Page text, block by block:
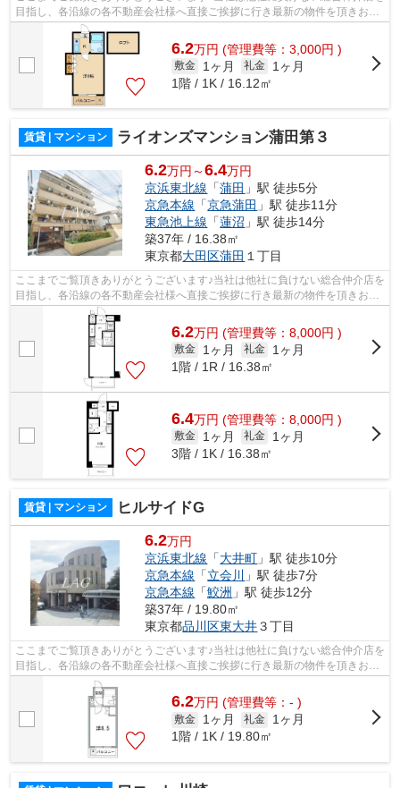
目指し、各沿線の各不動産会社様へ直接ご挨拶に行き最新の物件を頂きお客
様へ提供しております！最新の情報は...
6.2万円 (管理費等：3,000円 )
敷金 1ヶ月 礼金
1ヶ月
1階 / 1K / 16.12㎡
賃貸 | マンション ライオンズマンション蒲田第３
6.2万円～6.4万円
京浜東北線 「蒲田 」駅 徒歩5分
京急本線 「京急蒲田 」駅 徒歩11分
東急池上線 「蓮沼 」駅 徒歩14分
築37年 / 16.38㎡
東京都大田区蒲田 １丁目
ここまでご覧頂きありがとうございます♪当社は他社に負けない総合仲介店を
目指し、各沿線の各不動産会社様へ直接ご挨拶に行き最新の物件を頂きお客
様へ提供しております！最新の情報は...
6.2万円 (管理費等：8,000円 )
敷金 1ヶ月 礼金
1ヶ月
1階 / 1R / 16.38㎡
6.4万円 (管理費等：8,000円 )
敷金 1ヶ月 礼金
1ヶ月
3階 / 1K / 16.38㎡
賃貸 | マンション ヒルサイドG
6.2万円
京浜東北線 「大井町 」駅 徒歩10分
京急本線 「立会川
」駅 徒歩7分
京急本線 「鮫洲 」駅 徒歩12分
築37年 / 19.80㎡
東京都品川区東大井３丁目
ここまでご覧頂きありがとうございます♪当社は他社に負けない総合仲介店を
目指し、各沿線の各不動産会社様へ直接ご挨拶に行き最新の物件を頂きお客
様へ提供しております！最新の情報は...
6.2万円 (管理費等：- )
敷金 1ヶ月 礼金
1ヶ月
1階 / 1K / 19.80㎡